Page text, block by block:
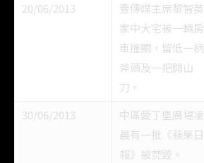
20/06/2013
壹傳媒主席黎智英
家中大宅被一輛房
車撞閘，留低一柄
斧頭及一把開山
刀。
30/06/2013
中區愛丁堡廣場凌
晨有一批《蘋果日
報》被焚毀。